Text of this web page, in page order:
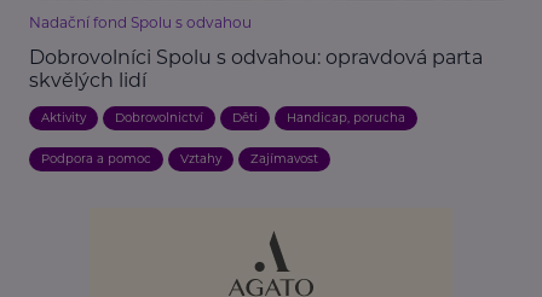
Nadační fond Spolu s odvahou
Dobrovolníci Spolu s odvahou: opravdová parta
skvělých lidí
Aktivity Dobrovolnictví Děti Handicap, porucha
Podpora a pomoc Vztahy Zajímavost